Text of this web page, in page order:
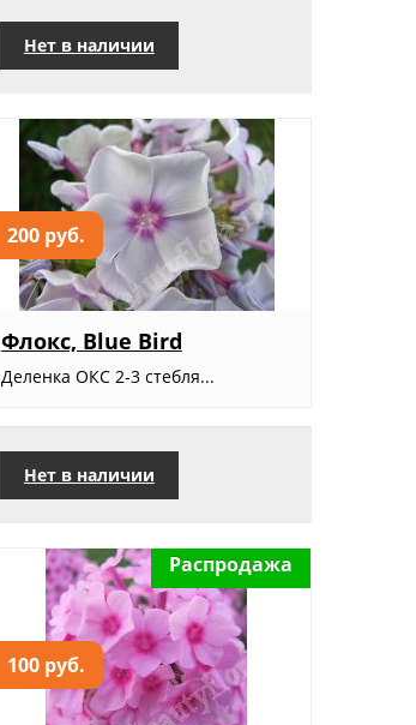
Нет в наличии
200 руб.
Флокс, Blue Bird
Деленка ОКС 2-3 стебля...
Нет в наличии
100 руб.
Распродажа